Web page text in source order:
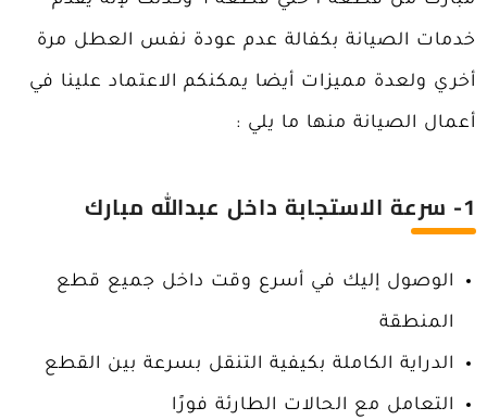
خدمات الصيانة بكفالة عدم عودة نفس العطل مرة
أخري ولعدة مميزات أيضا يمكنكم الاعتماد علينا في
أعمال الصيانة منها ما يلي :
1- سرعة الاستجابة داخل عبدالله مبارك
الوصول إليك في أسرع وقت داخل جميع قطع
المنطقة
الدراية الكاملة بكيفية التنقل بسرعة بين القطع
التعامل مع الحالات الطارئة فورًا